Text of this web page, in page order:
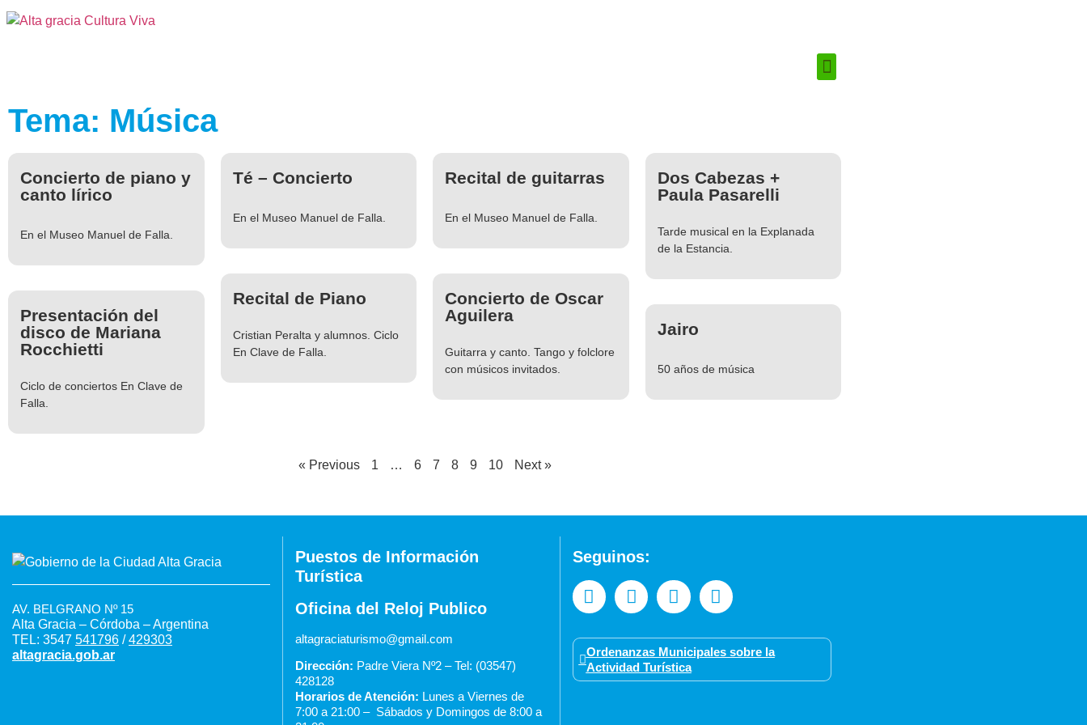
Tema: Música
Concierto de piano y
canto lírico
En el Museo Manuel de Falla.
Té – Concierto
En el Museo Manuel de Falla.
Recital de guitarras
En el Museo Manuel de Falla.
Dos Cabezas +
Paula Pasarelli
Tarde musical en la Explanada
de la Estancia.
Presentación del
disco de Mariana
Rocchietti
Ciclo de conciertos En Clave de
Falla.
Recital de Piano
Cristian Peralta y alumnos. Ciclo
En Clave de Falla.
Concierto de Oscar
Aguilera
Guitarra y canto. Tango y folclore
con músicos invitados.
Jairo
50 años de música
« Previous 1 … 6 7 8 9 10 Next »
AV. BELGRANO Nº 15
Alta Gracia – Córdoba – Argentina
TEL: 3547 541796 /429303
altagracia.gob.ar
Puestos de Información
Turística
Oficina del Reloj Publico
altagraciaturismo@gmail.com
Dirección: Padre Viera Nº2 – Tel: (03547)
428128
Horarios de Atención: Lunes a Viernes de
7:00 a 21:00 – Sábados y Domingos de 8:00 a
Seguinos:
Ordenanzas Municipales sobre la
Actividad Turística